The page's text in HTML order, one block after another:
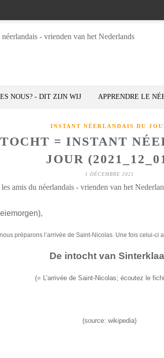
NOUS? - DIT ZIJN WIJ APPRENDRE LE
INSTANT NÉERLANDAIS DU
= INSTANT
JOUR
1 DÉCEMBRE 2021
amis du néerlandais - vrienden van het
préparons l’arrivée de Saint-Nicolas. Une fois celui-ci
De intocht van
(= L’arrivée de Saint-Nicolas; écoutez le
(source: wikipedia)